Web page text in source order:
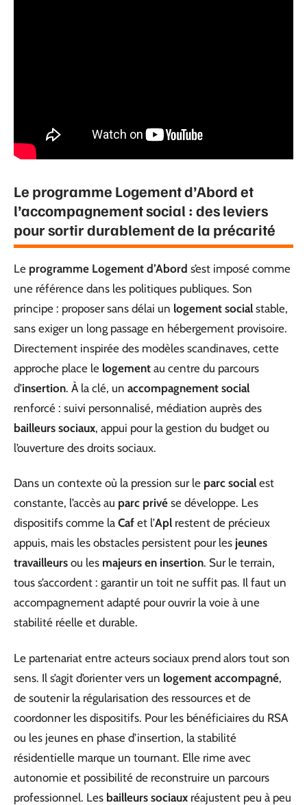
Le programme Logement d’Abord et
l’accompagnement social : des leviers
pour sortir durablement de la précarité
Le programme Logement d’Abord s’est imposé comme
une référence dans les politiques publiques. Son
principe : proposer sans délai un logement social stable,
sans exiger un long passage en hébergement provisoire.
Directement inspirée des modèles scandinaves, cette
approche place le logement au centre du parcours
d’insertion. À la clé, un accompagnement social
renforcé : suivi personnalisé, médiation auprès des
bailleurs sociaux, appui pour la gestion du budget ou
l’ouverture des droits sociaux.
Dans un contexte où la pression sur le parc social est
constante, l’accès au parc privé se développe. Les
dispositifs comme la Caf et l’Apl restent de précieux
appuis, mais les obstacles persistent pour les jeunes
travailleurs ou les majeurs en insertion. Sur le terrain,
tous s’accordent : garantir un toit ne suffit pas. Il faut un
accompagnement adapté pour ouvrir la voie à une
stabilité réelle et durable.
Le partenariat entre acteurs sociaux prend alors tout son
sens. Il s’agit d’orienter vers un logement accompagné,
de soutenir la régularisation des ressources et de
coordonner les dispositifs. Pour les bénéficiaires du RSA
ou les jeunes en phase d’insertion, la stabilité
résidentielle marque un tournant. Elle rime avec
autonomie et possibilité de reconstruire un parcours
professionnel. Les bailleurs sociaux réajustent peu à peu